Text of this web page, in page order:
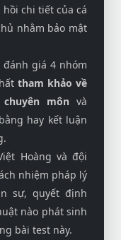
chi tiết của cá
nhằm bảo mật
đánh giá 4 nhóm
tham khảo về
môn và
hay kết luận
Hoàng và đội
nhiệm pháp lý
sự, quyết định
nào phát sinh
bài test này.